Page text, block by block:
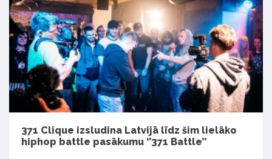
371 Clique izsludina Latvijā līdz šim lielāko
hiphop battle pasākumu ‘’371 Battle’’